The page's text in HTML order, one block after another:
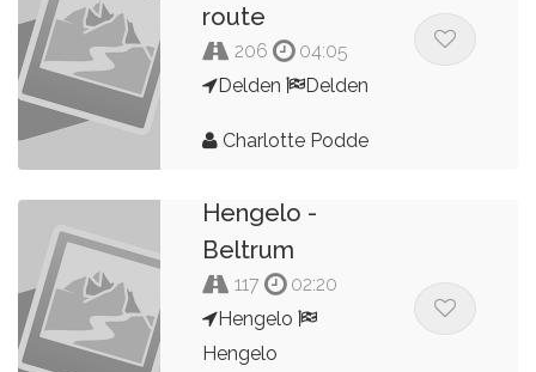
route
206
04:05
Delden
Delden
Charlotte Podde
Hengelo -
Beltrum
117
02:20
Hengelo
Hengelo